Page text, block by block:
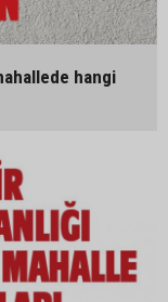
hangi